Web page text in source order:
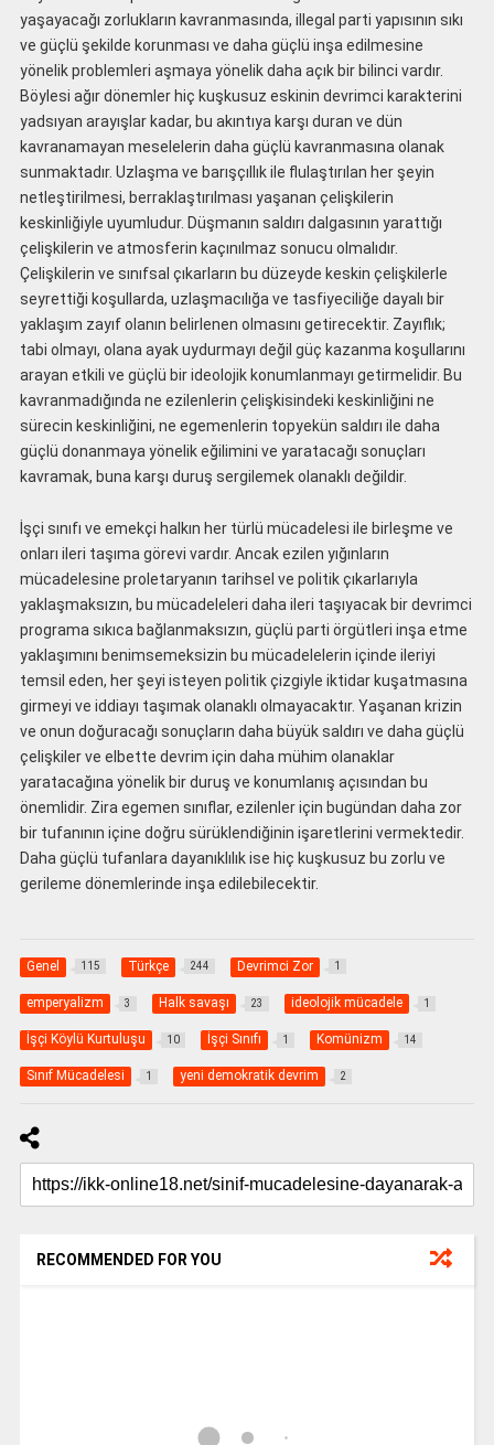
yaşayacağı zorlukların kavranmasında, illegal parti yapısının sıkı
ve güçlü şekilde korunması ve daha güçlü inşa edilmesine
yönelik problemleri aşmaya yönelik daha açık bir bilinci vardır.
Böylesi ağır dönemler hiç kuşkusuz eskinin devrimci karakterini
yadsıyan arayışlar kadar, bu akıntıya karşı duran ve dün
kavranamayan meselelerin daha güçlü kavranmasına olanak
sunmaktadır. Uzlaşma ve barışçıllık ile flulaştırılan her şeyin
netleştirilmesi, berraklaştırılması yaşanan çelişkilerin
keskinliğiyle uyumludur. Düşmanın saldırı dalgasının yarattığı
çelişkilerin ve atmosferin kaçınılmaz sonucu olmalıdır.
Çelişkilerin ve sınıfsal çıkarların bu düzeyde keskin çelişkilerle
seyrettiği koşullarda, uzlaşmacılığa ve tasfiyeciliğe dayalı bir
yaklaşım zayıf olanın belirlenen olmasını getirecektir. Zayıflık;
tabi olmayı, olana ayak uydurmayı değil güç kazanma koşullarını
arayan etkili ve güçlü bir ideolojik konumlanmayı getirmelidir. Bu
kavranmadığında ne ezilenlerin çelişkisindeki keskinliğini ne
sürecin keskinliğini, ne egemenlerin topyekün saldırı ile daha
güçlü donanmaya yönelik eğilimini ve yaratacağı sonuçları
kavramak, buna karşı duruş sergilemek olanaklı değildir.
İşçi sınıfı ve emekçi halkın her türlü mücadelesi ile birleşme ve
onları ileri taşıma görevi vardır. Ancak ezilen yığınların
mücadelesine proletaryanın tarihsel ve politik çıkarlarıyla
yaklaşmaksızın, bu mücadeleleri daha ileri taşıyacak bir devrimci
programa sıkıca bağlanmaksızın, güçlü parti örgütleri inşa etme
yaklaşımını benimsemeksizin bu mücadelelerin içinde ileriyi
temsil eden, her şeyi isteyen politik çizgiyle iktidar kuşatmasına
girmeyi ve iddiayı taşımak olanaklı olmayacaktır. Yaşanan krizin
ve onun doğuracağı sonuçların daha büyük saldırı ve daha güçlü
çelişkiler ve elbette devrim için daha mühim olanaklar
yaratacağına yönelik bir duruş ve konumlanış açısından bu
önemlidir. Zira egemen sınıflar, ezilenler için bugündan daha zor
bir tufanının içine doğru sürüklendiğinin işaretlerini vermektedir.
Daha güçlü tufanlara dayanıklılık ise hiç kuşkusuz bu zorlu ve
gerileme dönemlerinde inşa edilebilecektir.
Genel 115 Türkçe 244 Devrimci Zor 1
emperyalizm 3 Halk savaşı 23 ideolojik mücadele 1
İşçi Köylü Kurtuluşu 10 İşçi Sınıfı 1 Komünizm 14
Sınıf Mücadelesi 1 yeni demokratik devrim 2
RECOMMENDED FOR YOU